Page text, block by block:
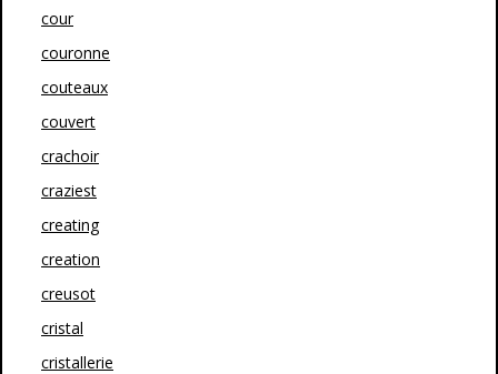
cour
couronne
couteaux
couvert
crachoir
craziest
creating
creation
creusot
cristal
cristallerie